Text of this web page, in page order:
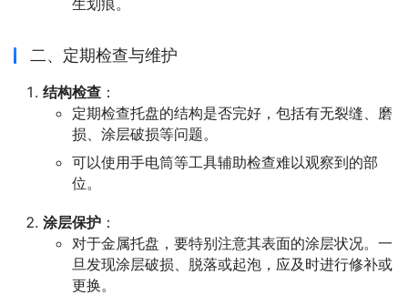
生划痕。
二、定期检查与维护
结构检查 ：
定期检查托盘的结构是否完好，包括有无裂缝、磨
损、涂层破损等问题。
可以使用手电筒等工具辅助检查难以观察到的部
位。
涂层保护 ：
对于金属托盘，要特别注意其表面的涂层状况。一
旦发现涂层破损、脱落或起泡，应及时进行修补或
更换。